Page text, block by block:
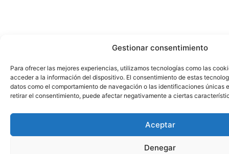
Gestionar consentimiento
Para ofrecer las mejores experiencias, utilizamos tecnologías como las
acceder a la información del dispositivo. El consentimiento de estas
datos como el comportamiento de navegación o las identificaciones únicas
retirar el consentimiento, puede afectar negativamente a ciertas
Aceptar
Denegar